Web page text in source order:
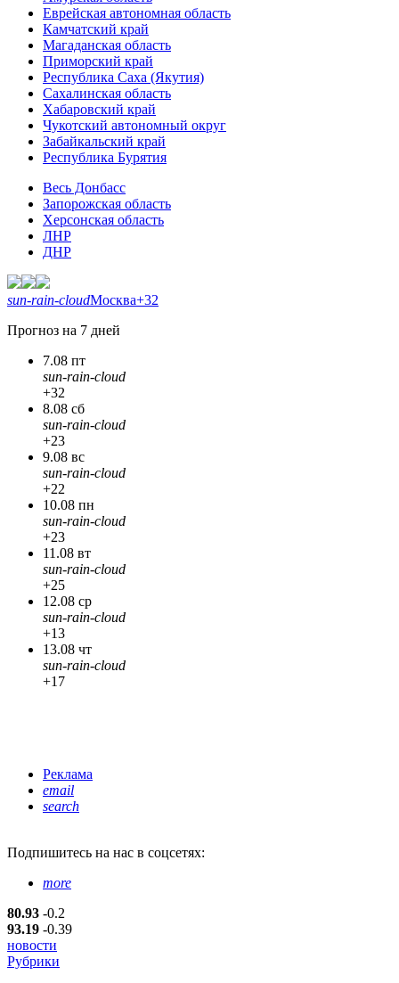
Еврейская автономная область
Камчатский край
Магаданская область
Приморский край
Республика Саха (Якутия)
Сахалинская область
Хабаровский край
Чукотский автономный округ
Забайкальский край
Республика Бурятия
Весь Донбасс
Запорожская область
Херсонская область
ЛНР
ДНР
sun-rain-cloudМосква+32
Прогноз на 7 дней
7.08 пт
sun-rain-cloud
+32
8.08 сб
sun-rain-cloud
+23
9.08 вс
sun-rain-cloud
+22
10.08 пн
sun-rain-cloud
+23
11.08 вт
sun-rain-cloud
+25
12.08 ср
sun-rain-cloud
+13
13.08 чт
sun-rain-cloud
+17
Реклама
email
search
Подпишитесь на нас в соцсетях:
more
80.93 -0.2
93.19 -0.39
новости
Рубрики